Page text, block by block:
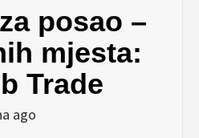
posao –
mjesta:
Trade
ago